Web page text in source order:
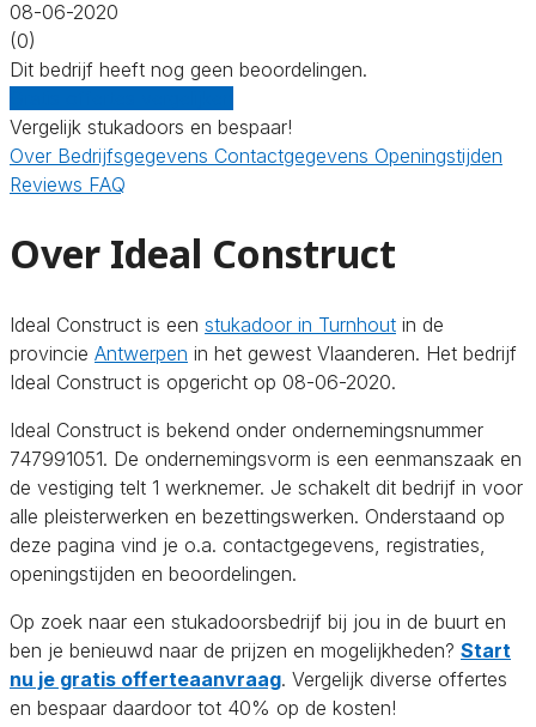
08-06-2020
(0)
Dit bedrijf heeft nog geen beoordelingen.
Vergelijk stukadoors en bespaar!
Over Bedrijfsgegevens Contactgegevens Openingstijden
Reviews FAQ
Over Ideal Construct
Ideal Construct is een stukadoor in Turnhout in de
provincie Antwerpen in het gewest Vlaanderen. Het bedrijf
Ideal Construct is opgericht op 08-06-2020.
Ideal Construct is bekend onder ondernemingsnummer
747991051. De ondernemingsvorm is een eenmanszaak en
de vestiging telt 1 werknemer. Je schakelt dit bedrijf in voor
alle pleisterwerken en bezettingswerken. Onderstaand op
deze pagina vind je o.a. contactgegevens, registraties,
openingstijden en beoordelingen.
Op zoek naar een stukadoorsbedrijf bij jou in de buurt en
ben je benieuwd naar de prijzen en mogelijkheden? Start
nu je gratis offerteaanvraag. Vergelijk diverse offertes
en bespaar daardoor tot 40% op de kosten!